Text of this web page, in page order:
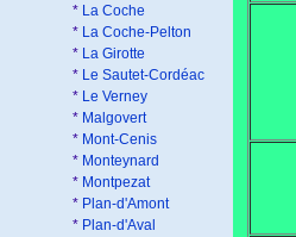
* La Coche
* La Coche-Pelton
* La Girotte
* Le Sautet-Cordéac
* Le Verney
* Malgovert
* Mont-Cenis
* Monteynard
* Montpezat
* Plan-d'Amont
* Plan-d'Aval